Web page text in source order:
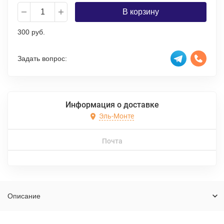
В корзину
300 руб.
Задать вопрос:
Информация о доставке
Эль-Монте
Почта
Описание